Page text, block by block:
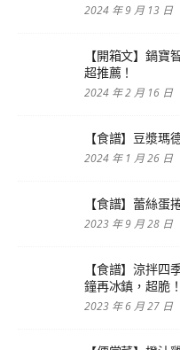
2024 年 9 月 13 日
【開箱文】鍋寶
超推薦！
2024 年 2 月 16 日
【食譜】豆漿瑪
2024 年 1 月 26 日
【食譜】蕾絲蛋
2023 年 9 月 28 日
【食譜】涼拌
鐘再冰鎮，超脆！
2023 年 6 月 27 日